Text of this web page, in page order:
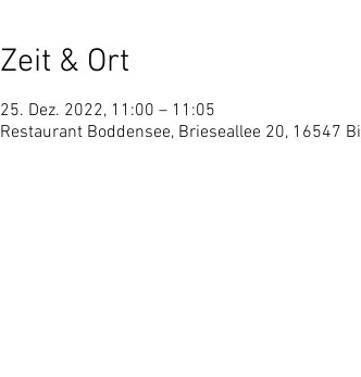
Zeit & Ort
25. Dez. 2022, 11:00 – 11:05
Restaurant Boddensee, Brieseallee 20, 16547